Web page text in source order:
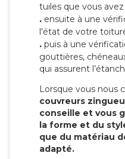
tuiles que vous
. ensuite à une
l'état de votre
. puis à une
gouttières,
qui assurent
Lorsque vous nous
couvreurs
conseille et vous
la forme et du
que du matériau
adapté.